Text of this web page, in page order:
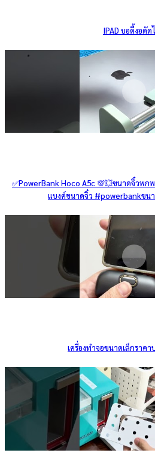
IPAD บอดี้งอดัด
✅PowerBank Hoco A5c 💯💥ขนาดจิ๋วพก
แบงค์ขนาดจิ๋ว #powerbankขน
เครื่องทำจอขนาดเล็กราคา